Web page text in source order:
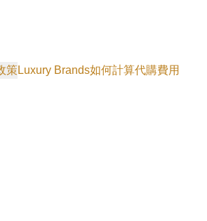
策Luxury Brands如何計算代購費用